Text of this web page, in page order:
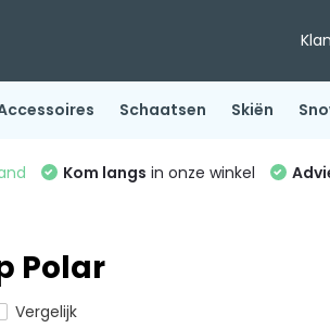
Schaatsen Skiën
Kom langs in onze winkel
Polar
Vergelijk